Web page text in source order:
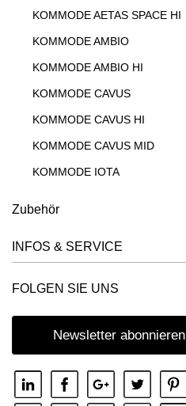
KOMMODE AETAS SPACE HI
KOMMODE AMBIO
KOMMODE AMBIO HI
KOMMODE CAVUS
KOMMODE CAVUS HI
KOMMODE CAVUS MID
KOMMODE IOTA
KOMMODE IOTA MID
KOMMODE IOTA TV
KOMMODE IOTA WALL
KOMMODE IOTA WALL H
Zubehör
INFOS & SERVICE
FOLGEN SIE UNS
Newsletter abonnieren